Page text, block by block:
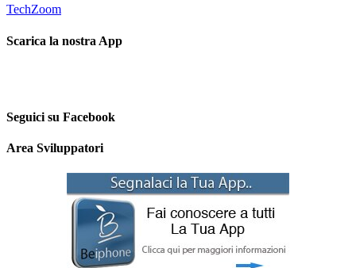
TechZoom
Scarica la nostra App
Seguici su Facebook
Area Sviluppatori